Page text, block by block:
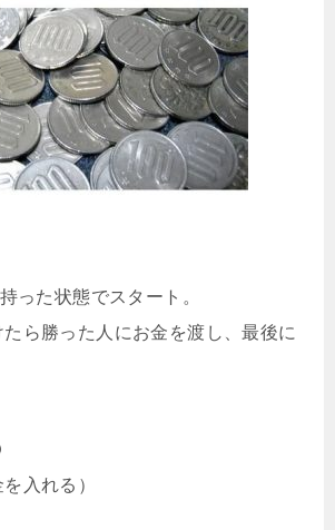
った状態でスタート。
ら勝った人にお金を渡し、最後に
入れる）